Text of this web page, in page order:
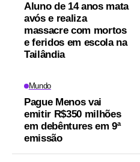
Aluno de 14 anos mata
avós e realiza
massacre com mortos
e feridos em escola na
Tailândia
Mundo
Pague Menos vai
emitir R$350 milhões
em debêntures em 9ª
emissão